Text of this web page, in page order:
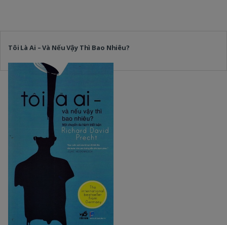
Tôi Là Ai – Và Nếu Vậy Thì Bao Nhiêu?